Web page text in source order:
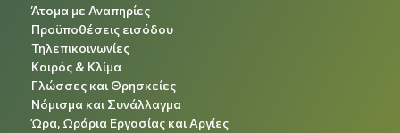
Άτομα με Αναπηρίες
Προϋποθέσεις εισόδου
Τηλεπικοινωνίες
Καιρός & Κλίμα
Γλώσσες και Θρησκείες
Νόμισμα και Συνάλλαγμα
Ώρα, Ωράρια Εργασίας και Αργίες